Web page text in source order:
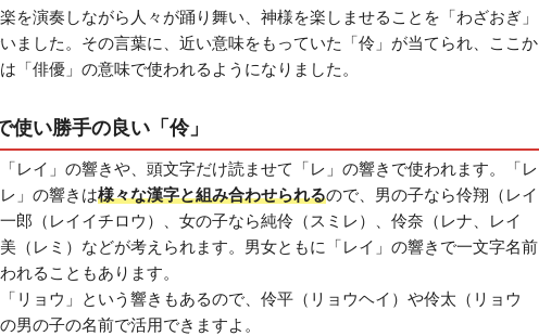
を演奏しながら人々が踊り舞い、神様を楽しませることを「わざおぎ」
ました。その言葉に、近い意味をもっていた「伶」が当てられ、ここか
「俳優」の意味で使われるようになりました。
使い勝手の良い「伶」
レイ」の響きや、頭文字だけ読ませて「レ」の響きで使われます。「レ
」の響きは様々な漢字と組み合わせられるので、男の子なら伶翔（レイ
郎（レイイチロウ）、女の子なら純伶（スミレ）、伶奈（レナ、レイ
（レミ）などが考えられます。男女ともに「レイ」の響きで一文字名前
れることもあります。
リョウ」という響きもあるので、伶平（リョウヘイ）や伶太（リョウ
男の子の名前で活用できますよ。